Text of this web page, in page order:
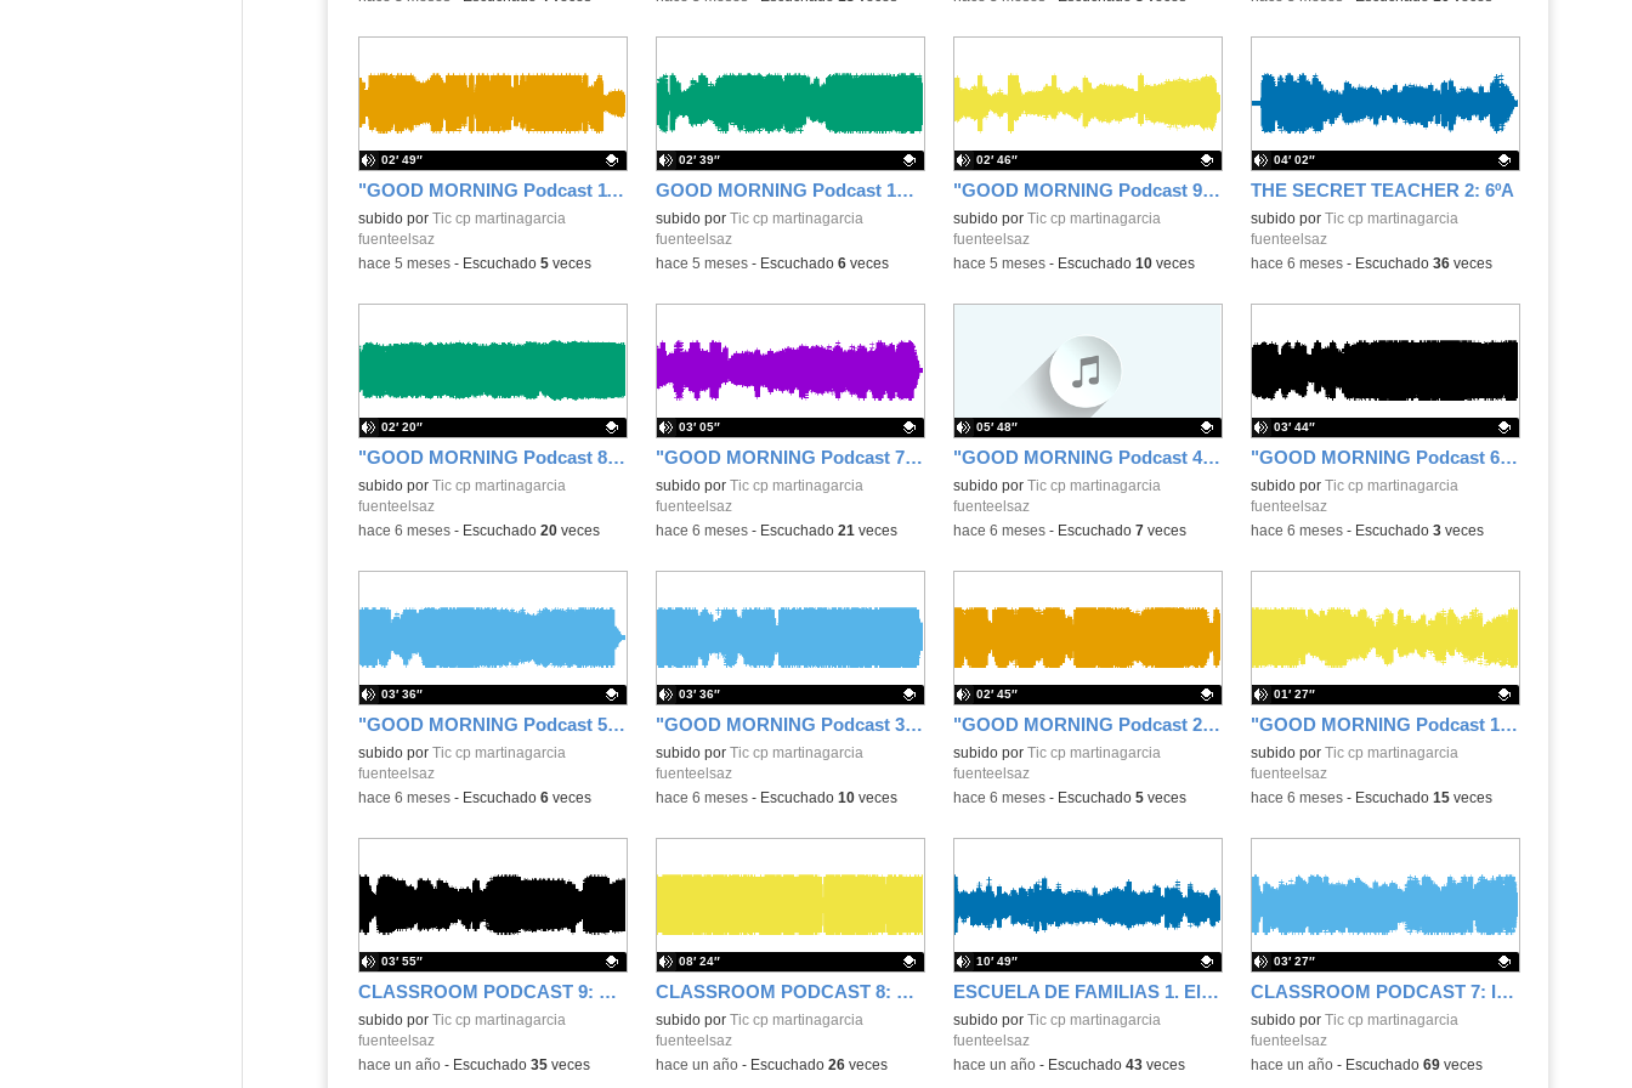
"GOOD MORNING Podcast 11" 23 de febrero de 2026
Contenido educativo.
subido por Tic cp martinagarcia
fuenteelsaz
02′ 49″
-hace 5 meses- Escuchado 5veces
GOOD MORNING Podcast 10" 13 de febrero de 2026
Contenido educativo.
subido por Tic cp martinagarcia
fuenteelsaz
02′ 39″
-hace 5 meses- Escuchado 6veces
"GOOD MORNING Podcast 9" 9 de febrero de 2026
Contenido educativo.
subido por Tic cp martinagarcia
fuenteelsaz
02′ 46″
-hace 5 meses- Escuchado 10veces
THE SECRET TEACHER 2: 6ºA
Contenido educativo.
subido por Tic cp martinagarcia
fuenteelsaz
04′ 02″
-hace 6 meses- Escuchado 36veces
"GOOD MORNING Podcast 8" 6 de febrero de 2025
Contenido educativo.
subido por Tic cp martinagarcia
fuenteelsaz
02′ 20″
-hace 6 meses- Escuchado 20veces
"GOOD MORNING Podcast 7" 12 de enero de 2026
Contenido educativo.
subido por Tic cp martinagarcia
fuenteelsaz
03′ 05″
-hace 6 meses- Escuchado 21 veces
"GOOD MORNING Podcast 4" 9 de diciembre 2025
Contenido educativo.
subido por Tic cp martinagarcia
fuenteelsaz
05′ 48″
-hace 6 meses- Escuchado 7veces
"GOOD MORNING Podcast 6" 19 de diciembre 2025
Contenido educativo.
subido por Tic cp martinagarcia
fuenteelsaz
03′ 44″
-hace 6 meses- Escuchado 3veces
"GOOD MORNING Podcast 5" 17 de diciembre 2025
Contenido educativo.
subido por Tic cp martinagarcia
fuenteelsaz
03′ 36″
-hace 6 meses- Escuchado 6veces
"GOOD MORNING Podcast 3" 5 de diciembre 2025
Contenido educativo.
subido por Tic cp martinagarcia
fuenteelsaz
03′ 36″
-hace 6 meses- Escuchado 10veces
"GOOD MORNING Podcast 2" 2 de diciembre 2025
Contenido educativo.
subido por Tic cp martinagarcia
fuenteelsaz
02′ 45″
-hace 6 meses- Escuchado 5veces
"GOOD MORNING Podcast 1" 28 de noviembre 2025
Contenido educativo.
subido por Tic cp martinagarcia
fuenteelsaz
01′ 27″
-hace 6 meses- Escuchado 15veces
CLASSROOM PODCAST 9: RECETAS EN INGLÉS 5ºC
Contenido educativo.
subido por Tic cp martinagarcia
fuenteelsaz
03′ 55″
-hace un año- Escuchado 35veces
CLASSROOM PODCAST 8: RADIO TEATRO - 6ºB
Contenido educativo.
subido por Tic cp martinagarcia
fuenteelsaz
08′ 24″
-hace un año- Escuchado 26veces
ESCUELA DE FAMILIAS 1. El Autismo
Contenido educativo.
subido por Tic cp martinagarcia
fuenteelsaz
10′ 49″
-hace un año- Escuchado 43veces
CLASSROOM PODCAST 7: INVENTOS DE MUJERES - 4ºESO
Contenido educativo.
subido por Tic cp martinagarcia
fuenteelsaz
03′ 27″
-hace un año- Escuchado 69veces